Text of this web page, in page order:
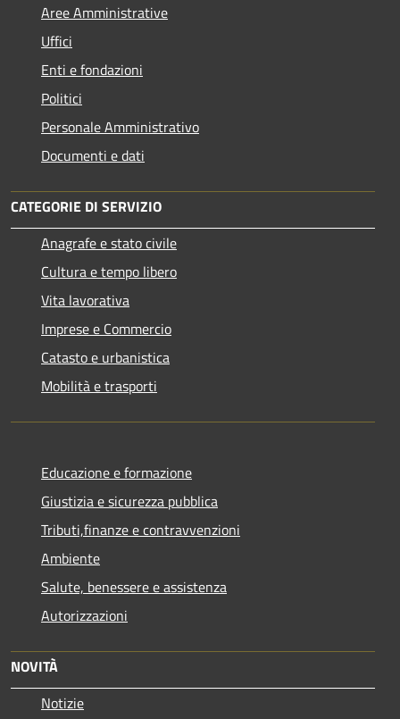
Aree Amministrative
Uffici
Enti e fondazioni
Politici
Personale Amministrativo
Documenti e dati
CATEGORIE DI SERVIZIO
Anagrafe e stato civile
Cultura e tempo libero
Vita lavorativa
Imprese e Commercio
Catasto e urbanistica
Mobilità e trasporti
Educazione e formazione
Giustizia e sicurezza pubblica
Tributi,finanze e contravvenzioni
Ambiente
Salute, benessere e assistenza
Autorizzazioni
NOVITÀ
Notizie